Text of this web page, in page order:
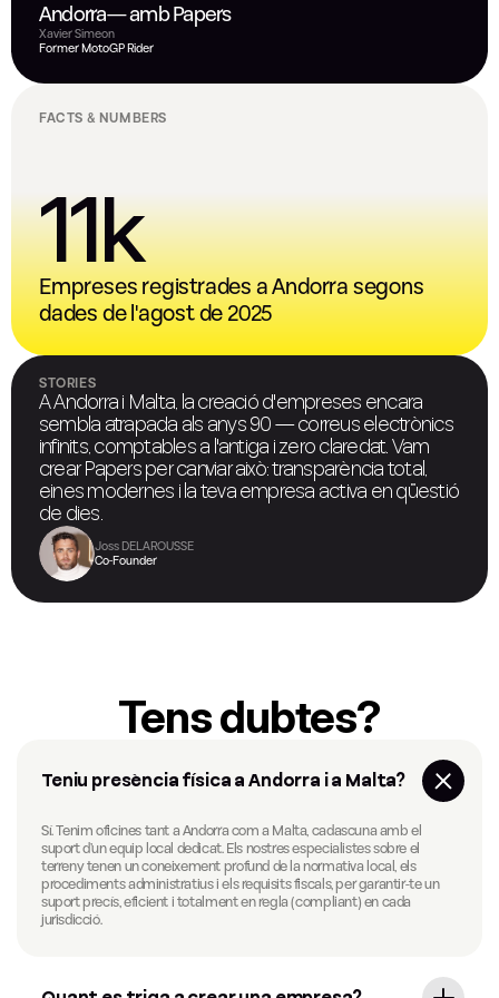
FACTS & NUMBERS
11k
Empreses registrades a Andorra segons
dades de l'agost de 2025
STORIES
A Andorra i Malta, la creació d'empreses encara
sembla atrapada als anys 90 — correus electrònics
infinits, comptables a l'antiga i zero claredat. Vam
crear Papers per canviar això: transparència total,
eines modernes i la teva empresa activa en qüestió
de dies.
Joss DELAROUSSE
Co-Founder
Andorra— amb Papers
Xavier Simeon
Former MotoGP Rider
Tens dubtes?
Teniu presència física a Andorra i a Malta?
Sí. Tenim oficines tant a Andorra com a Malta, cadascuna amb el
suport d’un equip local dedicat. Els nostres especialistes sobre el
terreny tenen un coneixement profund de la normativa local, els
procediments administratius i els requisits fiscals, per garantir-te un
suport precís, eficient i totalment en regla (compliant) en cada
jurisdicció.